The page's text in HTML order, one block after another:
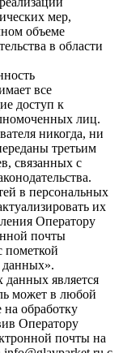
мер,
объеме
в области
все
доступ к
лиц.
никогда, ни
третьим
связанных с
в персональных
их
Оператору
почты
пометкой
данных».
является
может в любой
на обработку
Оператору
почты на